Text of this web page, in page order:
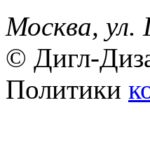
Москва, ул.
© Дигл-
Политики